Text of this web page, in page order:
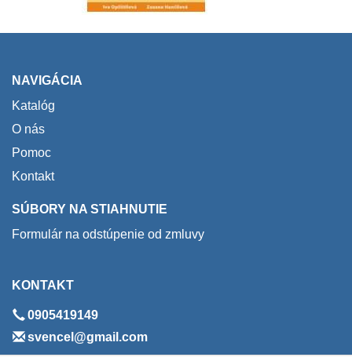
NAVIGÁCIA
Katalóg
O nás
Pomoc
Kontakt
SÚBORY NA STIAHNUTIE
Formulár na odstúpenie od zmluvy
KONTAKT
0905419149
svencel@gmail.com